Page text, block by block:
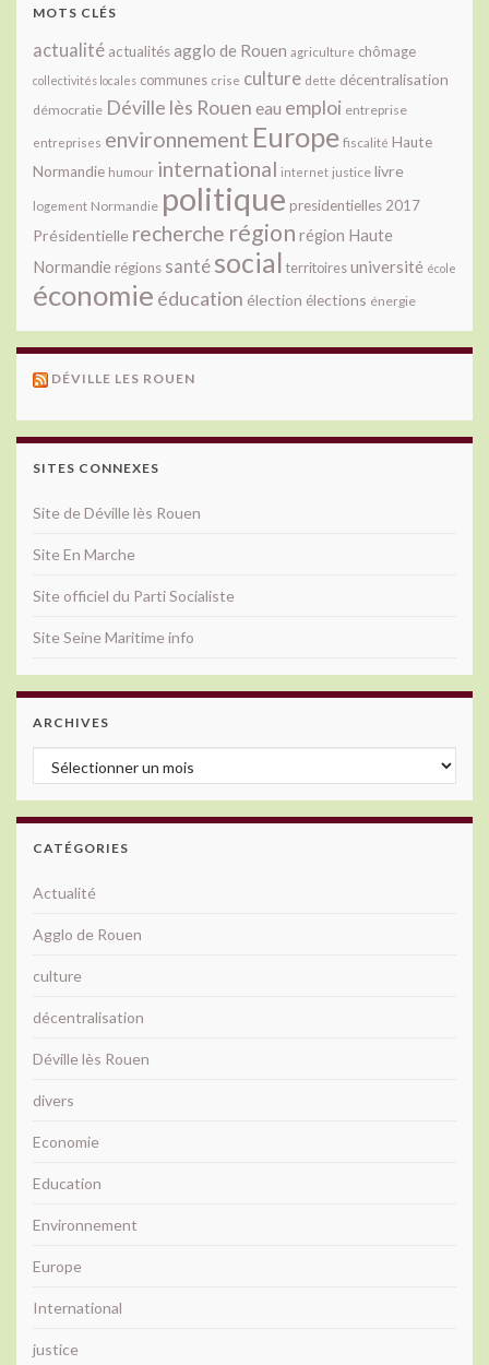
MOTS CLÉS
actualité actualitésagglo de Rouen agriculture chômage
collectivités locales communes crise culture dette décentralisation
démocratie Déville lès Rouen eau emploi entreprise
entreprises environnement Europe fiscalité Haute
Normandie humour international internet justice livre
logement Normandie politique presidentielles 2017
Présidentielle recherche région région Haute
Normandie régions santésocial territoiresuniversité école
économie éducation élection élections énergie
DÉVILLE LES ROUEN
SITES CONNEXES
Site de Déville lès Rouen
Site En Marche
Site officiel du Parti Socialiste
Site Seine Maritime info
ARCHIVES
Archives
CATÉGORIES
Actualité
Agglo de Rouen
culture
décentralisation
Déville lès Rouen
divers
Economie
Education
Environnement
Europe
International
justice